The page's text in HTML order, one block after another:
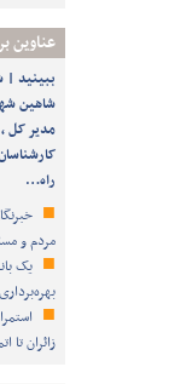
عناوین
ببینید
شاهین
مدیر کل
راه…
مردم و
یک
زائران تا